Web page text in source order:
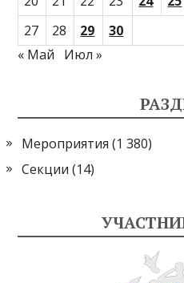
27
28 29
30
« Май
Июл »
Мероприятия (1 380)
Секции (14)